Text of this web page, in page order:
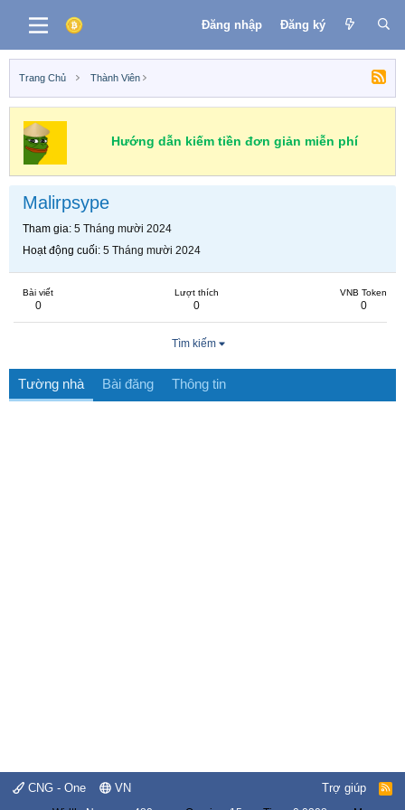
Đăng nhập Đăng ký
Trang Chủ Thành Viên
Hướng dẫn kiếm tiền đơn giản miễn phí
Malirpsype
Tham gia 5 Tháng mười 2024
Hoạt động cuối 5 Tháng mười 2024
Bài viết
0
Lượt thích
0
VNB Token
0
Tìm kiếm
Tường nhà Bài đăng Thông tin
CNG - One VN Trợ giúp
R